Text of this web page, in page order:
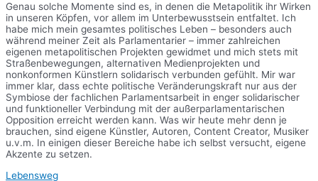
Genau solche Momente sind es, in denen die Metapolitik ihr Wirken
in unseren Köpfen, vor allem im Unterbewusstsein entfaltet. Ich
habe mich mein gesamtes politisches Leben – besonders auch
während meiner Zeit als Parlamentarier – immer zahlreichen
eigenen metapolitischen Projekten gewidmet und mich stets mit
Straßenbewegungen, alternativen Medienprojekten und
nonkonformen Künstlern solidarisch verbunden gefühlt. Mir war
immer klar, dass echte politische Veränderungskraft nur aus der
Symbiose der fachlichen Parlamentsarbeit in enger solidarischer
und funktioneller Verbindung mit der außerparlamentarischen
Opposition erreicht werden kann. Was wir heute mehr denn je
brauchen, sind eigene Künstler, Autoren, Content Creator, Musiker
u.v.m. In einigen dieser Bereiche habe ich selbst versucht, eigene
Akzente zu setzen.
Lebensweg